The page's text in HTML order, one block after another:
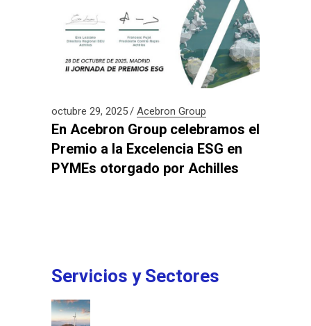
octubre 29, 2025 Acebron Group
En Acebron Group celebramos el
Premio a la Excelencia ESG en
PYMEs otorgado por Achilles
Servicios y Sectores